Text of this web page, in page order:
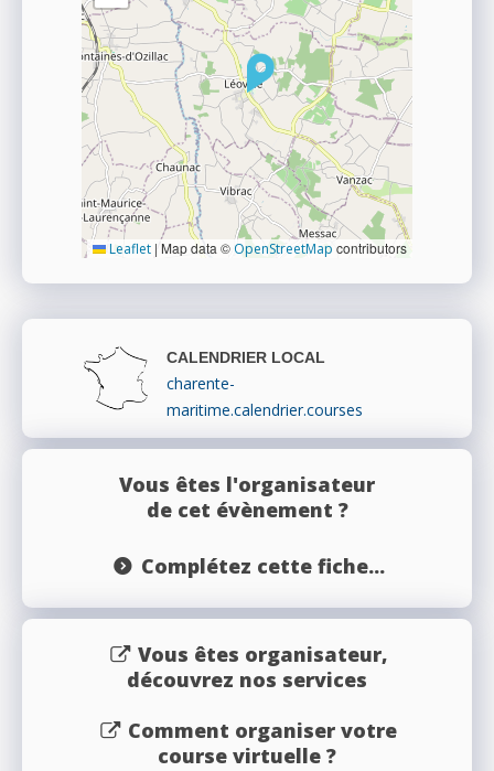
Leaflet | Map data © OpenStreetMap contributors
CALENDRIER LOCAL
charente-
maritime.calendrier.courses
Vous êtes l'organisateur
de cet évènement ?
Complétez cette fiche...
Vous êtes organisateur,
découvrez nos services
Comment organiser votre
course virtuelle ?